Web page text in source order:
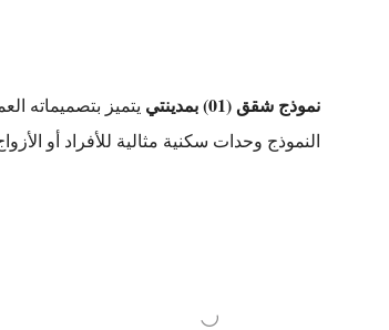
نموذج شقق (01) بمدينتي
يتميز بتصميماته
النموذج وحدات سكنية مثالية للأفراد أو